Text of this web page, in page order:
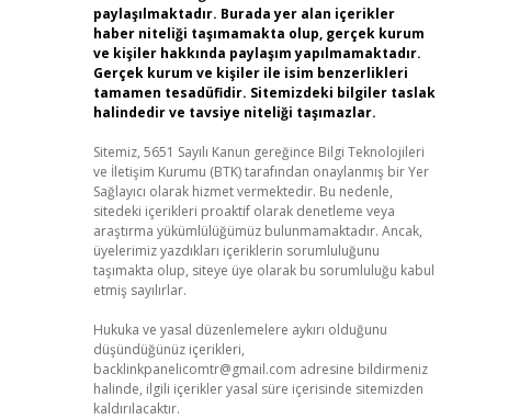
paylaşılmaktadır. Burada yer alan içerikler
haber niteliği taşımamakta olup, gerçek kurum
ve kişiler hakkında paylaşım yapılmamaktadır.
Gerçek kurum ve kişiler ile isim benzerlikleri
tamamen tesadüfidir. Sitemizdeki bilgiler taslak
halindedir ve tavsiye niteliği taşımazlar.
Sitemiz, 5651 Sayılı Kanun gereğince Bilgi Teknolojileri
ve İletişim Kurumu (BTK) tarafından onaylanmış bir Yer
Sağlayıcı olarak hizmet vermektedir. Bu nedenle,
sitedeki içerikleri proaktif olarak denetleme veya
araştırma yükümlülüğümüz bulunmamaktadır. Ancak,
üyelerimiz yazdıkları içeriklerin sorumluluğunu
taşımakta olup, siteye üye olarak bu sorumluluğu kabul
etmiş sayılırlar.
Hukuka ve yasal düzenlemelere aykırı olduğunu
düşündüğünüz içerikleri,
backlinkpanelicomtr@gmail.com adresine bildirmeniz
halinde, ilgili içerikler yasal süre içerisinde sitemizden
kaldırılacaktır.